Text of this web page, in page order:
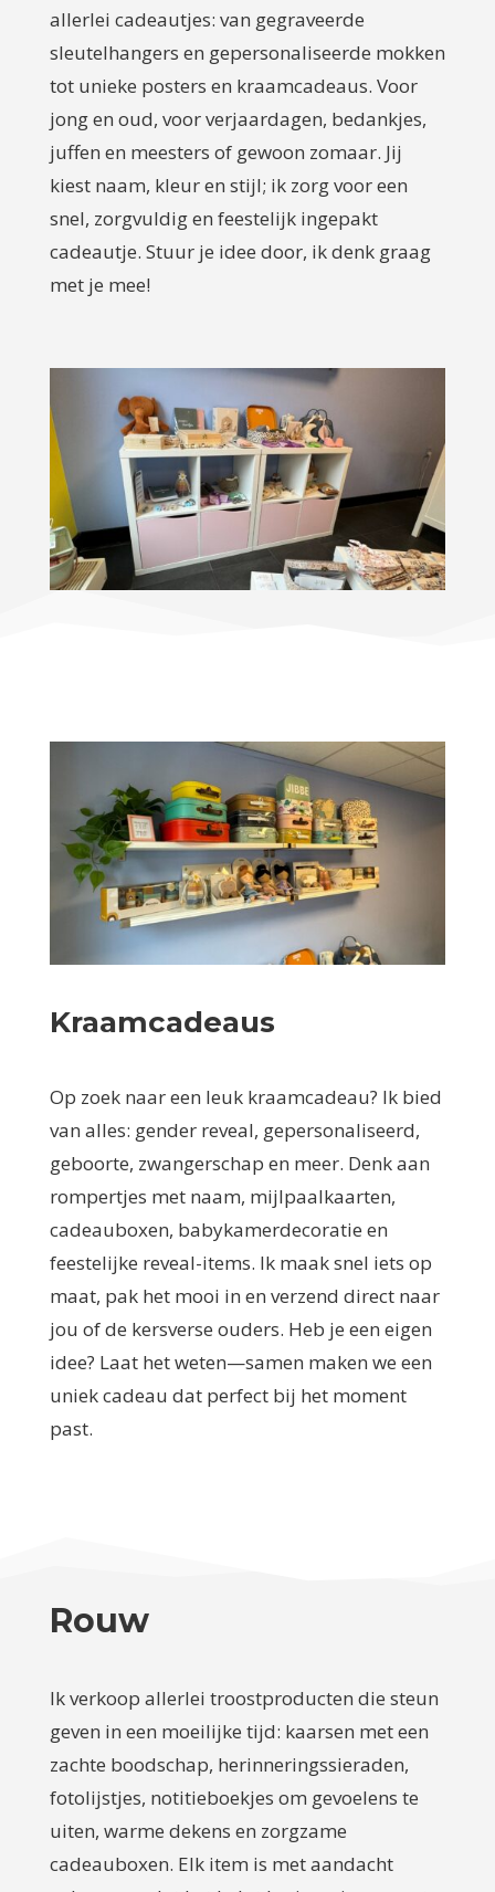
allerlei cadeautjes: van gegraveerde
sleutelhangers en gepersonaliseerde mokken
tot unieke posters en kraamcadeaus. Voor
jong en oud, voor verjaardagen, bedankjes,
juffen en meesters of gewoon zomaar. Jij
kiest naam, kleur en stijl; ik zorg voor een
snel, zorgvuldig en feestelijk ingepakt
cadeautje. Stuur je idee door, ik denk graag
met je mee!
Kraamcadeaus
Op zoek naar een leuk kraamcadeau? Ik bied
van alles: gender reveal, gepersonaliseerd,
geboorte, zwangerschap en meer. Denk aan
rompertjes met naam, mijlpaalkaarten,
cadeauboxen, babykamerdecoratie en
feestelijke reveal-items. Ik maak snel iets op
maat, pak het mooi in en verzend direct naar
jou of de kersverse ouders. Heb je een eigen
idee? Laat het weten—samen maken we een
uniek cadeau dat perfect bij het moment
past.
Rouw
Ik verkoop allerlei troostproducten die steun
geven in een moeilijke tijd: kaarsen met een
zachte boodschap, herinneringssieraden,
fotolijstjes, notitieboekjes om gevoelens te
uiten, warme dekens en zorgzame
cadeauboxen. Elk item is met aandacht